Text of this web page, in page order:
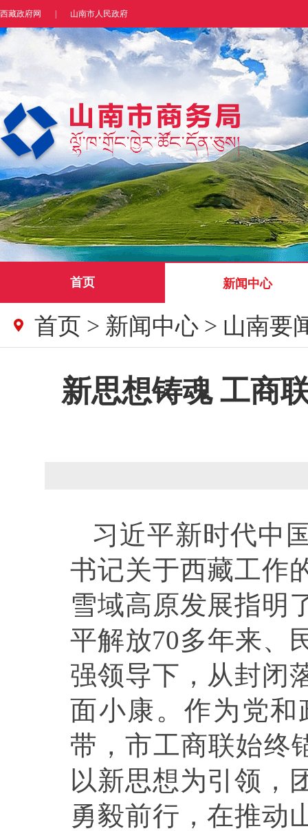
西藏政府网 山南市人民政府
首页 新闻中心
首页 > 新闻中心 > 山南要
新思想铸魂 工商
习近平新时代中
书记关于西藏工作
雪域高原发展指明
平解放70多年来、
强领导下，从封闭
面小康。作为党
带，市工商联始终
以新思想为引领，
勇毅前行，在推动